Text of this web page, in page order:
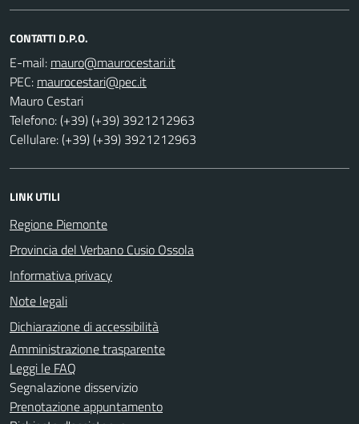
CONTATTI D.P.O.
E-mail:
PEC:
Mauro Cestari
Telefono: (+39) (+39) 3921212963
Cellulare: (+39) (+39) 3921212963
LINK UTILI
Regione Piemonte
Provincia del Verbano Cusio Ossola
Informativa privacy
Note legali
Dichiarazione di accessibilità
Amministrazione trasparente
Leggi le FAQ
Segnalazione disservizio
Prenotazione appuntamento